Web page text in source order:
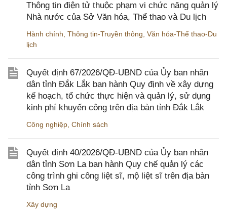
Thông tin điện tử thuộc phạm vi chức năng quản lý
Nhà nước của Sở Văn hóa, Thể thao và Du lịch
Hành chính Thông tin-Truyền thông Văn hóa-Thể thao-Du
lịch
Quyết định 67/2026/QĐ-UBND của Ủy ban nhân
dân tỉnh Đắk Lắk ban hành Quy định về xây dựng
kế hoạch, tổ chức thực hiện và quản lý, sử dụng
kinh phí khuyến công trên địa bàn tỉnh Đắk Lắk
Công nghiệp Chính sách
Quyết định 40/2026/QĐ-UBND của Ủy ban nhân
dân tỉnh Sơn La ban hành Quy chế quản lý các
công trình ghi công liệt sĩ, mộ liệt sĩ trên địa bàn
tỉnh Sơn La
Xây dựng